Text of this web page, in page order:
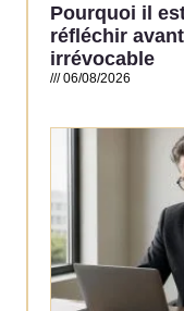
Pourquoi il
réfléchir
irrévocable
06/08/2026